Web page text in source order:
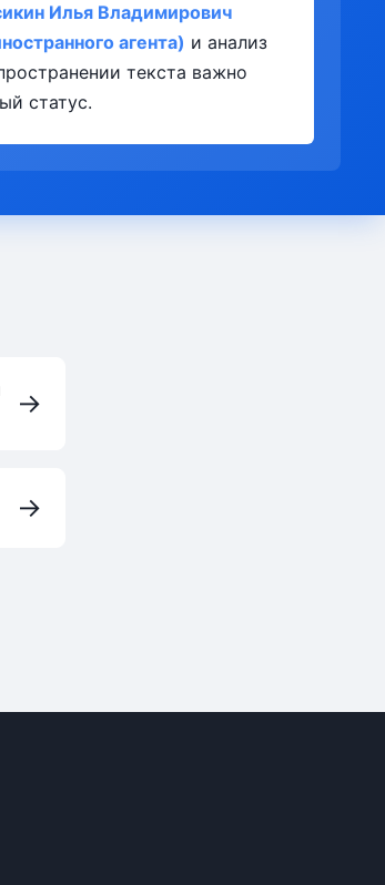
Илья Владимирович
агента) и анализ
текста важно
статус.
→
→